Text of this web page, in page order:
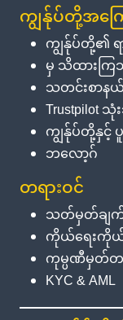
ကျွန်ုပ်တို့အကြ
ကျွန်ုပ်တို့၏ ရ
မှ သိထားက
သတင်းစာန
Trustpilot သုံ
ကျွန်ုပ်တို့နှင့် ပူ
ဘလော့ဂ်
တရားဝင်
သတ်မှတ်ချက်မ
ကိုယ်ရေးကိုယ်
ကုမ္ပဏီမှတ်တ
KYC & AML